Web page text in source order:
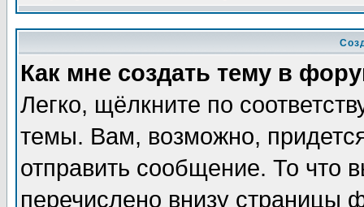
Как мне создать тему в
Легко, щёлкните по
темы. Вам, возможно,
отправить сообщение. То что
перечислено внизу страницы